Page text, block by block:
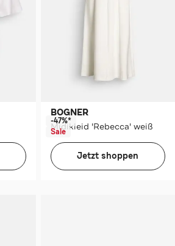
BOGNER
Midikleid 'Rebecca' weiß
-47%*
Sale
Jetzt shoppen